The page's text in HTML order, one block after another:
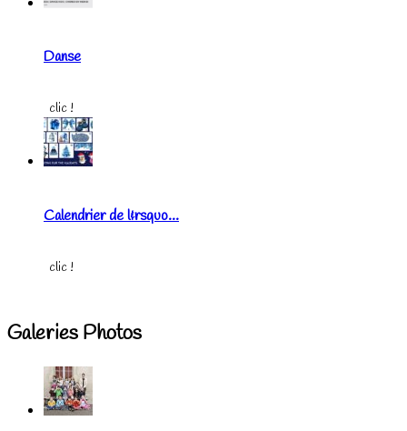
Danse
clic !
Calendrier de l&rsquo...
clic !
Galeries Photos